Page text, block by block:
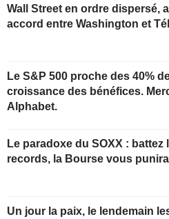
Wall Street en ordre dispersé,
accord entre Washington et
Le S&P 500 proche des 40%
croissance des bénéfices.
Alphabet.
Le paradoxe du SOXX : battez
records, la Bourse vous punira
Un jour la paix, le lendemain